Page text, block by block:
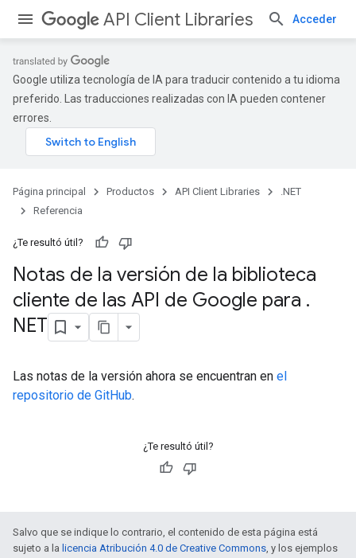
API Client Libraries Acceder
Google utiliza tecnología de IA para traducir contenido a tu idioma
preferido. Las traducciones realizadas con IA pueden contener
errores.
Página principal Productos API Client Libraries
.NET
Referencia
¿Te resultó útil?
Notas de la versión de la biblioteca
cliente de las API de Google para .
NET
Las notas de la versión ahora se encuentran en el
repositorio de GitHub.
¿Te resultó útil?
Salvo que se indique lo contrario, el contenido de esta página está
sujeto a la licencia Atribución 4.0 de Creative Commons, y los ejemplos